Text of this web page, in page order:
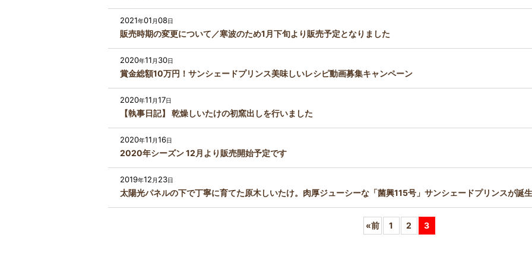
2021年01 月08日
販売時期の変更について／寒波のため1月下旬より販売予定となりました
2020年11 月 30日
賞金総額10万円！サンシェードプリンス美味しいレシピ動画募集キャンペーン
2020年11 月17日
【執事日記】 乾燥しいたけの初窯出しを行いました
2020年11 月16日
2020年シーズン 12月より販売開始予定です
2019年12 月 23日
太陽光パネルの下で丁寧に育てた原木しいたけ。肉厚ジューシーな「菌興115号」サンシェードプリンスが誕生
«前 1 2 3